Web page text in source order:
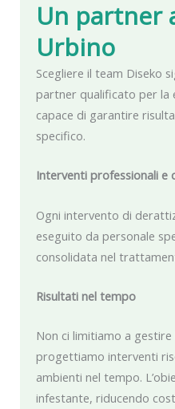
Un partner
Urbino
Scegliere il team Diseko
partner qualificato per la
capace di garantire
specifico.
Interventi professionali e
Ogni intervento di
eseguito da personale
consolidata nel
Risultati nel tempo
Non ci limitiamo a gestire
progettiamo interventi
ambienti nel tempo.
infestante, riducendo